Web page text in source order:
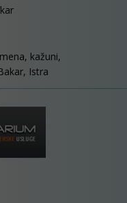
kažuni,
Istra